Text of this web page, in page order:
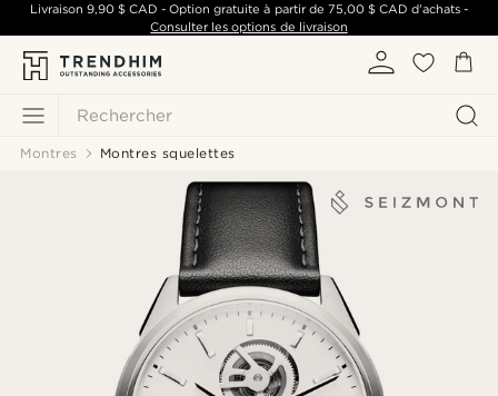
Rechercher
Livraison 9,90 $ CAD - Option gratuite à partir de 75,00 $ CAD d'achats -
Consulter les options de livraison
Montres Montres squelettes